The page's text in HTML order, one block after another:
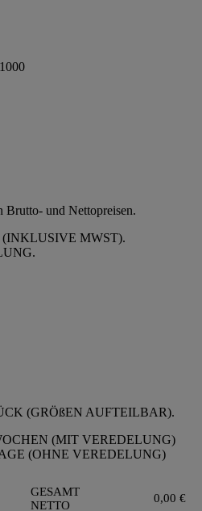
1000
Brutto- und Nettopreisen.
MWST).
(GRÖßEN AUFTEILBAR).
(MIT VEREDELUNG)
(OHNE VEREDELUNG)
GESAMT
NETTO
0,00 €